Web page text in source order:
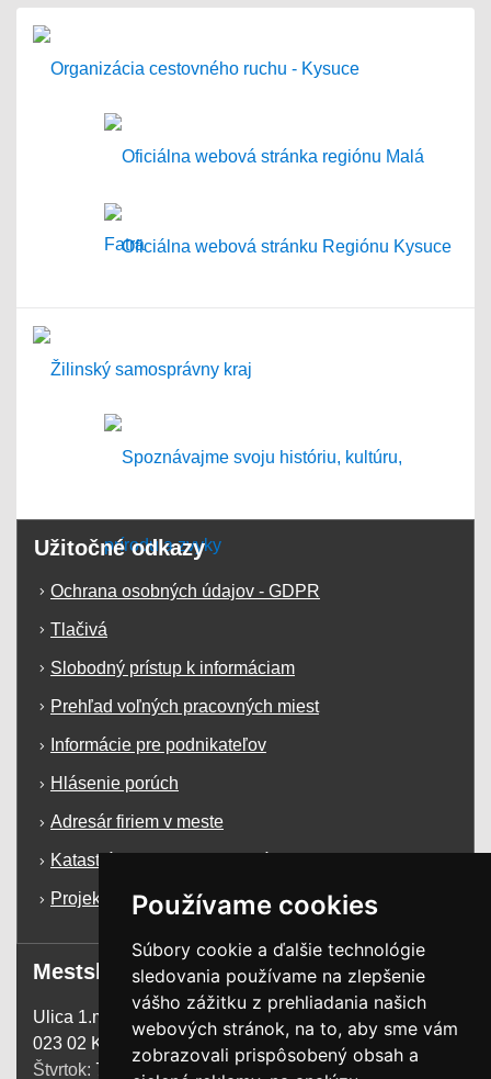
Používame cookies
Súbory cookie a ďalšie technológie
sledovania používame na zlepšenie
vášho zážitku z prehliadania našich
webových stránok, na to, aby sme vám
zobrazovali prispôsobený obsah a
Užitočné odkazy
Ochrana osobných údajov - GDPR
Tlačivá
Slobodný prístup k informáciam
Prehľad voľných pracovných miest
Informácie pre podnikateľov
Hlásenie porúch
Adresár firiem v meste
Katastrálna mapa mesta Krásno n/K
Projekty a dotácie
Mestský úrad
Ulica 1.mája 1255
023 02 Krásno n. Kysucou
Štvrtok: 7:00 - 15:00